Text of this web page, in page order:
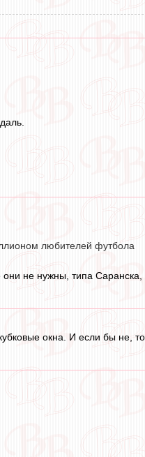
любителей футбола
они не нужны, типа
окна. И если бы не,